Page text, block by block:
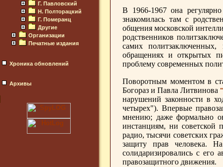
Г. Павловский
Н. Полторацкий
Г. Померанц
Другие
Организации
Печатные издания
Хроника обновлений
Архивы
В 1966-1967 она
знакомилась там с
общения московской
родственников
самих
обращениях и открытых
проблему современных
Поворотным моментом в
Богораз и Павла Литвинова
нарушений законности в
четырех"). Впервые
мнению; даже формально
инстанциям, ни советской
радио, тысячи советских
защиту прав человека.
солидаризировались с его
правозащитного движения.